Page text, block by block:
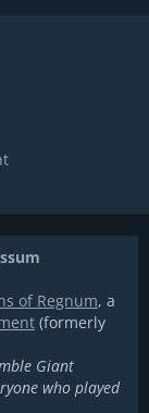
of Regnum, a
(formerly
Giant
who played